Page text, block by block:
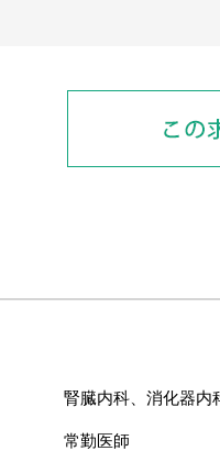
腎臓内科、消化器内
常勤医師